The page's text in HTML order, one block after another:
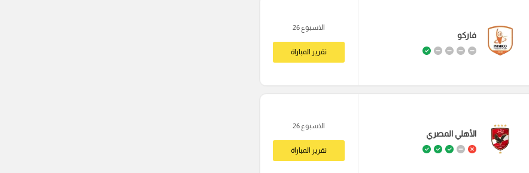
فاركو
الاسبوع 26
تقرير المباراة
الأهلي المصري
الاسبوع 26
تقرير المباراة